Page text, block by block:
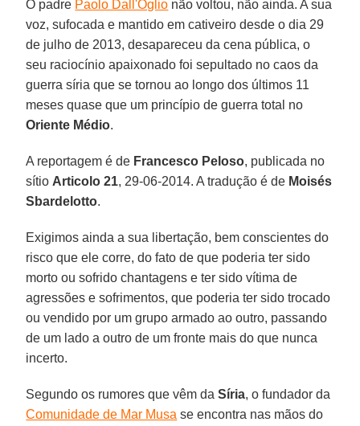
O padre Paolo Dall'Oglio não voltou, não ainda. A sua
voz, sufocada e mantido em cativeiro desde o dia 29
de julho de 2013, desapareceu da cena pública, o
seu raciocínio apaixonado foi sepultado no caos da
guerra síria que se tornou ao longo dos últimos 11
meses quase que um princípio de guerra total no
Oriente Médio.
A reportagem é de Francesco Peloso, publicada no
sítio Articolo 21, 29-06-2014. A tradução é de Moisés
Sbardelotto.
Exigimos ainda a sua libertação, bem conscientes do
risco que ele corre, do fato de que poderia ter sido
morto ou sofrido chantagens e ter sido vítima de
agressões e sofrimentos, que poderia ter sido trocado
ou vendido por um grupo armado ao outro, passando
de um lado a outro de um fronte mais do que nunca
incerto.
Segundo os rumores que vêm daSíria, o fundador da
Comunidade de Mar Musa se encontra nas mãos do